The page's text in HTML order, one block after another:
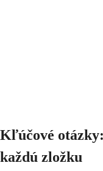
Kľúčové
každú zložku